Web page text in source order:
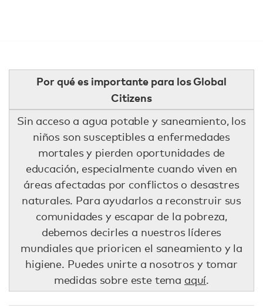
Por qué es importante para los Global
Citizens
Sin acceso a agua potable y saneamiento, los
niños son susceptibles a enfermedades
mortales y pierden oportunidades de
educación, especialmente cuando viven en
áreas afectadas por conflictos o desastres
naturales. Para ayudarlos a reconstruir sus
comunidades y escapar de la pobreza,
debemos decirles a nuestros líderes
mundiales que prioricen el saneamiento y la
higiene. Puedes unirte a nosotros y tomar
medidas sobre este tema aquí.